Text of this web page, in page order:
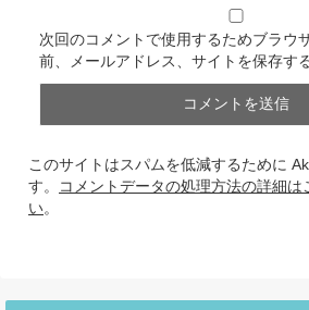
次回のコメントで使用するためブラウ
前、メールアドレス、サイトを保存する
このサイトはスパムを低減するために
す。
コメントデータの処理方法の詳細は
い。